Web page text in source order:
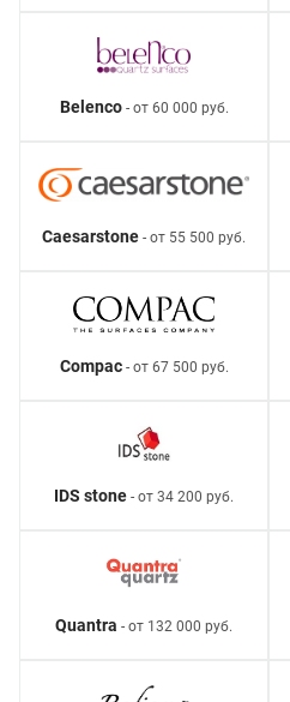
Belenco- от 60 000 руб.
Caesarstone - от 55 500 руб.
Compac- от 67 500 руб.
IDS stone - от 34 200 руб.
Quantra - от 132 000 руб.